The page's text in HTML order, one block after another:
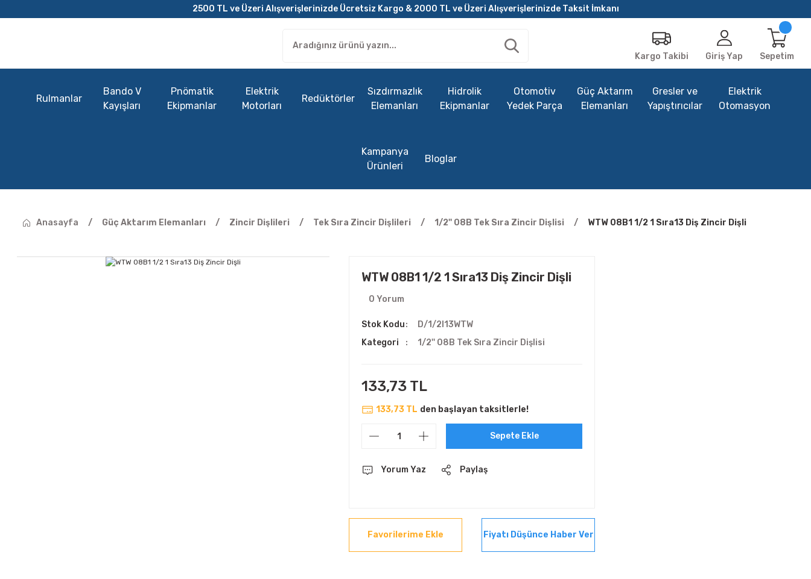
2500 TL ve Üzeri Alışverişlerinizde Ücretsiz Kargo & 2000 TL ve Üzeri Alışverişlerinizde Taksit İmkanı
Kargo Takibi Giriş Yap Sepetim
Rulmanlar
Bando V
Kayışları
Pnömatik
Ekipmanlar
Elektrik
Motorları
Redüktörler
Sızdırmazlık
Elemanları
Hidrolik
Ekipmanlar
Otomotiv
Yedek Parça
Güç Aktarım
Elemanları
Gresler ve
Yapıştırıcılar
Elektrik
Otomasyon
Kampanya
Ürünleri
Bloglar
Anasayfa Güç Aktarım Elemanları Zincir Dişlileri Tek Sıra Zincir Dişlileri 1/2'' 08B Tek Sıra Zincir Dişlisi WTW 08B1 1/2 1 Sıra13 Diş Zincir Dişli
WTW 08B1 1/2 1 Sıra13 Diş Zincir Dişli
0 Yorum
Stok Kodu
D/1/2I13WTW
Kategori
1/2'' 08B Tek Sıra Zincir Dişlisi
133,73 TL
133,73 TL den başlayan taksitlerle!
Sepete Ekle
Yorum Yaz Paylaş
Fiyatı Düşünce Haber Ver